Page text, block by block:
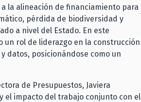
la alineación de financiamiento para
pérdida de biodiversidad y
a nivel del Estado. En este
un rol de liderazgo en la construcción
datos, posicionándose como un
de Presupuestos, Javiera
el impacto del trabajo conjunto con el